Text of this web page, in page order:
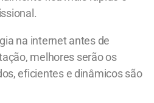
na internet antes de
melhores serão os
eficientes e dinâmicos são